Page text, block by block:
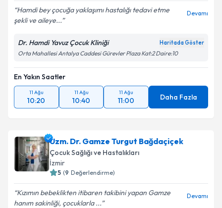
Hamdi bey çocuğa yaklaşımı hastalığı tedavi etme
şekli ve aileye...
Devamı
Dr. Hamdi Yavuz Çocuk Kliniği Haritada Göster
Orta Mahallesi Antalya Caddesi Gürevler Plaza Kat:2 Daire:10
En Yakın Saatler
11 Ağu
10:20
11 Ağu
10:40
11 Ağu
11:00 Daha Fazla
Uzm. Dr. Gamze Turgut Bağdaçiçek
Çocuk Sağlığı ve Hastalıkları
İzmir
5 (9 Değerlendirme)
Kızımın bebeklikten itibaren takibini yapan Gamze
hanım sakinliği, çocuklarla ...
Devamı